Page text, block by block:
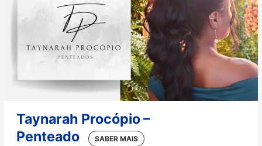
Taynarah Procópio –
Penteado